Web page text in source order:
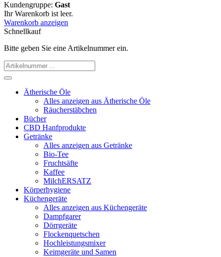
Kundengruppe: Gast
Ihr Warenkorb ist leer.
Warenkorb anzeigen
Schnellkauf
Bitte geben Sie eine Artikelnummer ein.
Ätherische Öle
Alles anzeigen aus Ätherische Öle
Räucherstäbchen
Bücher
CBD Hanfprodukte
Getränke
Alles anzeigen aus Getränke
Bio-Tee
Fruchtsäfte
Kaffee
MilchERSATZ
Körperhygiene
Küchengeräte
Alles anzeigen aus Küchengeräte
Dampfgarer
Dörrgeräte
Flockenquetschen
Hochleistungsmixer
Keimgeräte und Samen